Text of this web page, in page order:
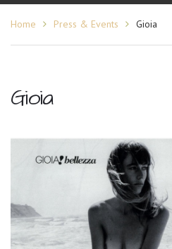
Home Press & Events Gioia
Gioia